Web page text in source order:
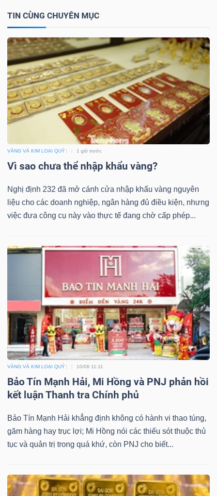
TIN CÙNG CHUYÊN MỤC
VÀNG VÀ KIM LOẠI QUÝ 1 giờ trước
Vì sao chưa thể nhập khẩu vàng?
Nghị định 232 đã mở cánh cửa nhập khẩu vàng nguyên
liệu cho các doanh nghiệp, ngân hàng đủ điều kiện, nhưng
việc đưa công cụ này vào thực tế đang chờ cấp phép...
VÀNG VÀ KIM LOẠI QUÝ 10/08 11:11
Bảo Tín Mạnh Hải, Mi Hồng và PNJ phản hồi
kết luận Thanh tra Chính phủ
Bảo Tín Mạnh Hải khẳng định không có hành vi thao túng,
găm hàng hay trục lợi; Mi Hồng nói các thiếu sót thuộc thủ
tục và quản trị trong quá khứ, còn PNJ cho biết...
TIÊU
DÙNG
THIẾT
YẾU
CHĂM
SỨC
KHỎE
CÔNG
NGHỆ
THÔNG
TIN
THÔNG